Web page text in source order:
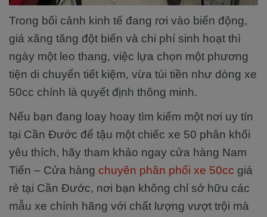
Trong bối cảnh kinh tế đang rơi vào biến động,
giá xăng tăng đột biến và chi phí sinh hoạt thì
ngày một leo thang, việc lựa chọn một phương
tiện di chuyển tiết kiệm, vừa túi tiền như dòng xe
50cc chính là quyết định thông minh.
Nếu bạn đang loay hoay tìm kiếm một nơi uy tín
tại Cần Đước để tậu một chiếc xe 50 phân khối
yêu thích, hãy tham khảo ngay cửa hàng Nam
Tiến – Cửa hàng chuyên phân phối xe 50cc giá
rẻ tại Cần Đước, nơi bạn không chỉ sở hữu các
mẫu xe chính hãng với chất lượng vượt trội mà